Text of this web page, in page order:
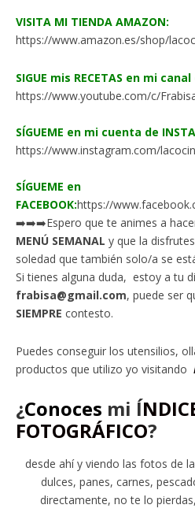
VISITA MI TIENDA AMAZON:
https://www.amazon.es/shop/
SIGUE mis RECETAS en mi canal
https://www.youtube.com/c/
SÍGUEME en mi cuenta de
https://www.instagram.com/
SÍGUEME en
FACEBOOK:https://
➡️➡️➡️Espero que te animes a
MENÚ SEMANAL y que la
soledad que también solo/a se
Si tienes alguna duda, estoy a tu
frabisa@gmail.com, puede ser
SIEMPRE contesto.
Puedes conseguir los utensilios,
productos que utilizo yo visitando
¿Conoces mi Í
FOTOGRÁFICO?
desde ahí y viendo las fotos de
dulces, panes, carnes,
directamente, no te lo pierdas,